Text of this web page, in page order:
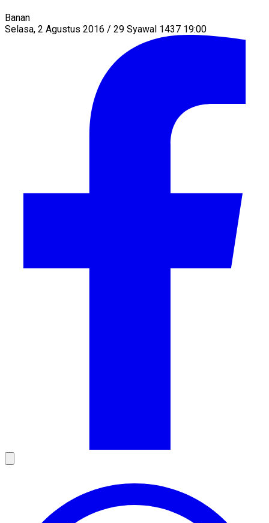
Banan
Selasa, 2 Agustus 2016 / 29 Syawal 1437 19:00